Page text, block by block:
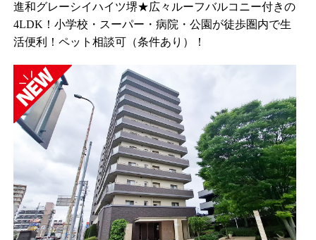
進和グレーシイハイツ堺★広々ルーフバルコニー付きの
4LDK！小学校・スーパー・病院・公園が徒歩圏内で生
活便利！ペット相談可（条件あり）！